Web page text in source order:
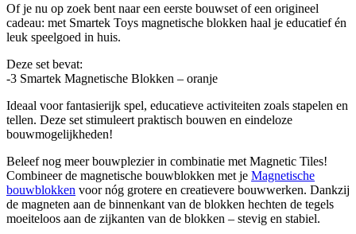
Of je nu op zoek bent naar een eerste bouwset of een origineel
cadeau: met Smartek Toys magnetische blokken haal je educatief én
leuk speelgoed in huis.
Deze set bevat:
-3 Smartek Magnetische Blokken – oranje
Ideaal voor fantasierijk spel, educatieve activiteiten zoals stapelen en
tellen. Deze set stimuleert praktisch bouwen en eindeloze
bouwmogelijkheden!
Beleef nog meer bouwplezier in combinatie met Magnetic Tiles!
Combineer de magnetische bouwblokken met je Magnetische
bouwblokken voor nóg grotere en creatievere bouwwerken. Dankzij
de magneten aan de binnenkant van de blokken hechten de tegels
moeiteloos aan de zijkanten van de blokken – stevig en stabiel.